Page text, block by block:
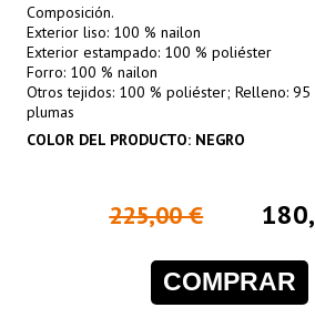
Composición.
Exterior liso: 100 % nailon
Exterior estampado: 100 % poliéster
Forro: 100 % nailon
Otros tejidos: 100 % poliéster; Relleno: 95
plumas
COLOR DEL PRODUCTO: NEGRO
225,00 €
COMPRAR